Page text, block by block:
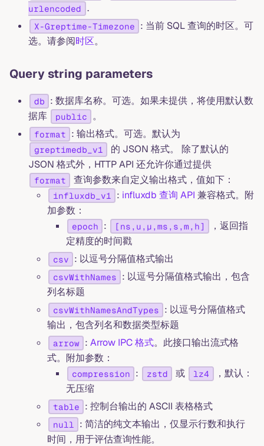
urlencoded
.
X-Greptime-Timezone
: 当前 SQL 查询的时区。可
选。请参阅时区。
Query string parameters
db
: 数据库名称。可选。如果未提供，将使用默认数
据库
public 。
format : 输出格式。可选。默认为
greptimedb_v1
的 JSON 格式。 除了默认的
JSON 格式外，HTTP API 还允许你通过提供
format 查询参数来自定义输出格式，值如下：
influxdb_v1 : influxdb 查询 API 兼容格式。附
加参数：
epoch : [ns,u,µ,ms,s,m,h]
，返回指
定精度的时间戳
csv : 以逗号分隔值格式输出
csvWithNames
: 以逗号分隔值格式输出，包含
列名标题
csvWithNamesAndTypes
: 以逗号分隔值格式
输出，包含列名和数据类型标题
arrow :Arrow IPC 格式。此接口输出流式格
式。附加参数：
compression : zstd 或 lz4
，默认：
无压缩
table : 控制台输出的 ASCII 表格格式
null
: 简洁的纯文本输出，仅显示行数和执行
时间，用于评估查询性能。